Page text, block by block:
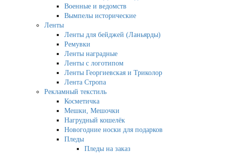
Военные и ведомств
Вымпелы исторические
Ленты
Ленты для бейджей (Ланьярды)
Ремувки
Ленты наградные
Ленты с логотипом
Ленты Георгиевская и Триколор
Лента Стропа
Рекламный текстиль
Косметичка
Мешки, Мешочки
Нагрудный кошелёк
Новогодние носки для подарков
Пледы
Пледы на заказ